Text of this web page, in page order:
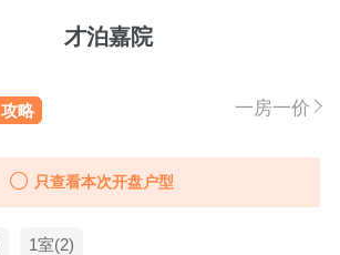
才泊嘉院
攻略 一房一价
只查看本次开盘户型
1室(2)